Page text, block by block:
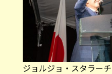
ジョルジョ・スタラー